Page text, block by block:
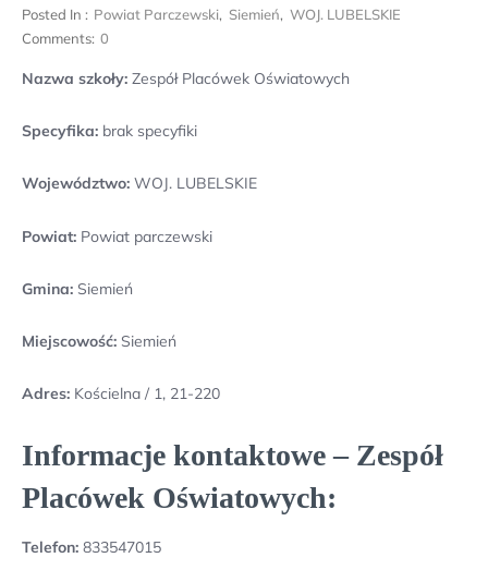
Posted In : Powiat Parczewski, Siemień, WOJ. LUBELSKIE
Comments: 0
Nazwa szkoły: Zespół Placówek Oświatowych
Specyfika: brak specyfiki
Województwo: WOJ. LUBELSKIE
Powiat: Powiat parczewski
Gmina: Siemień
Miejscowość: Siemień
Adres: Kościelna / 1, 21-220
Informacje kontaktowe – Zespół
Placówek Oświatowych:
Telefon: 833547015